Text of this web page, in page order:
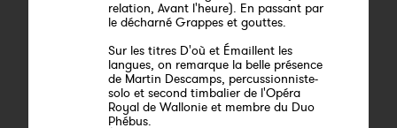
relation, Avant l'heure). En passant par
le décharné Grappes et gouttes.
Sur les titres D'où et Émaillent les
langues, on remarque la belle présence
de Martin Descamps, percussionniste-
solo et second timbalier de l'Opéra
Royal de Wallonie et membre du Duo
Phébus.